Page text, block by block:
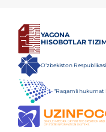
YAGONA
HISOBOTLAR
O‘zbekiston
“Raqamli hukumat